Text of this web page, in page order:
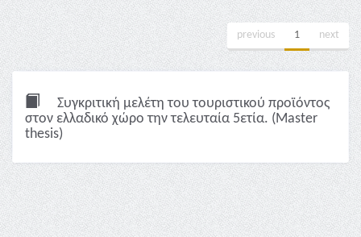
previous 1 next
Συγκριτική μελέτη του τουριστικού προϊόντος
στον ελλαδικό χώρο την τελευταία 5ετία. (Master
thesis)